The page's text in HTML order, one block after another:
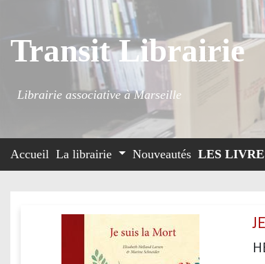
Transit Librairie
Librairie associative à Marseille
Accueil La librairie Nouveautés LES